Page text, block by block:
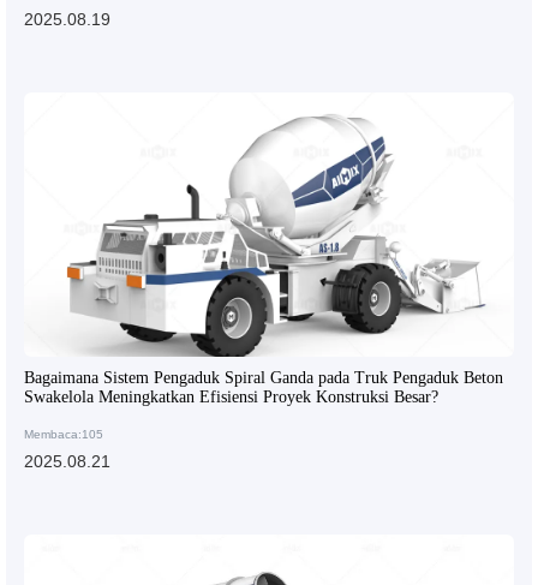
2025.08.19
Bagaimana Sistem Pengaduk Spiral Ganda pada Truk Pengaduk Beton
Swakelola Meningkatkan Efisiensi Proyek Konstruksi Besar?
Membaca:105
2025.08.21